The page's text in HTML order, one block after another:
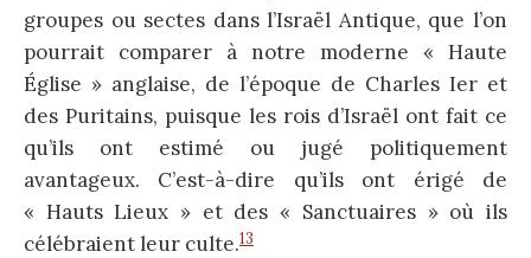
groupes ou sectes dans l’Israël Antique, que l’on
pourrait comparer à notre moderne « Haute
Église » anglaise, de l’époque de Charles Ier et
des Puritains, puisque les rois d’Israël ont fait ce
qu’ils ont estimé ou jugé politiquement
avantageux. C’est-à-dire qu’ils ont érigé de
« Hauts Lieux » et des « Sanctuaires » où ils
célébraient leur culte.13